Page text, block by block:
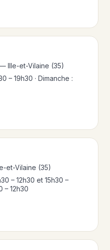
Ille-et-Vilaine (35)
– 19h30 · Dimanche :
et-Vilaine (35)
– 12h30 et 15h30 –
– 12h30